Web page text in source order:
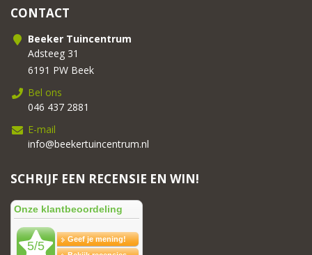
CONTACT
Beeker Tuincentrum
Adsteeg 31
6191 PW Beek
Bel ons
046 437 2881
E-mail
info@beekertuincentrum.nl
SCHRIJF EEN RECENSIE EN WIN!